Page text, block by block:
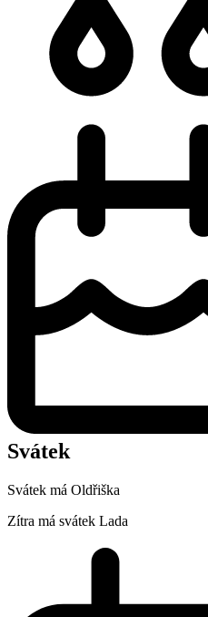
Svátek
Svátek má Oldřiška
Zítra má svátek Lada